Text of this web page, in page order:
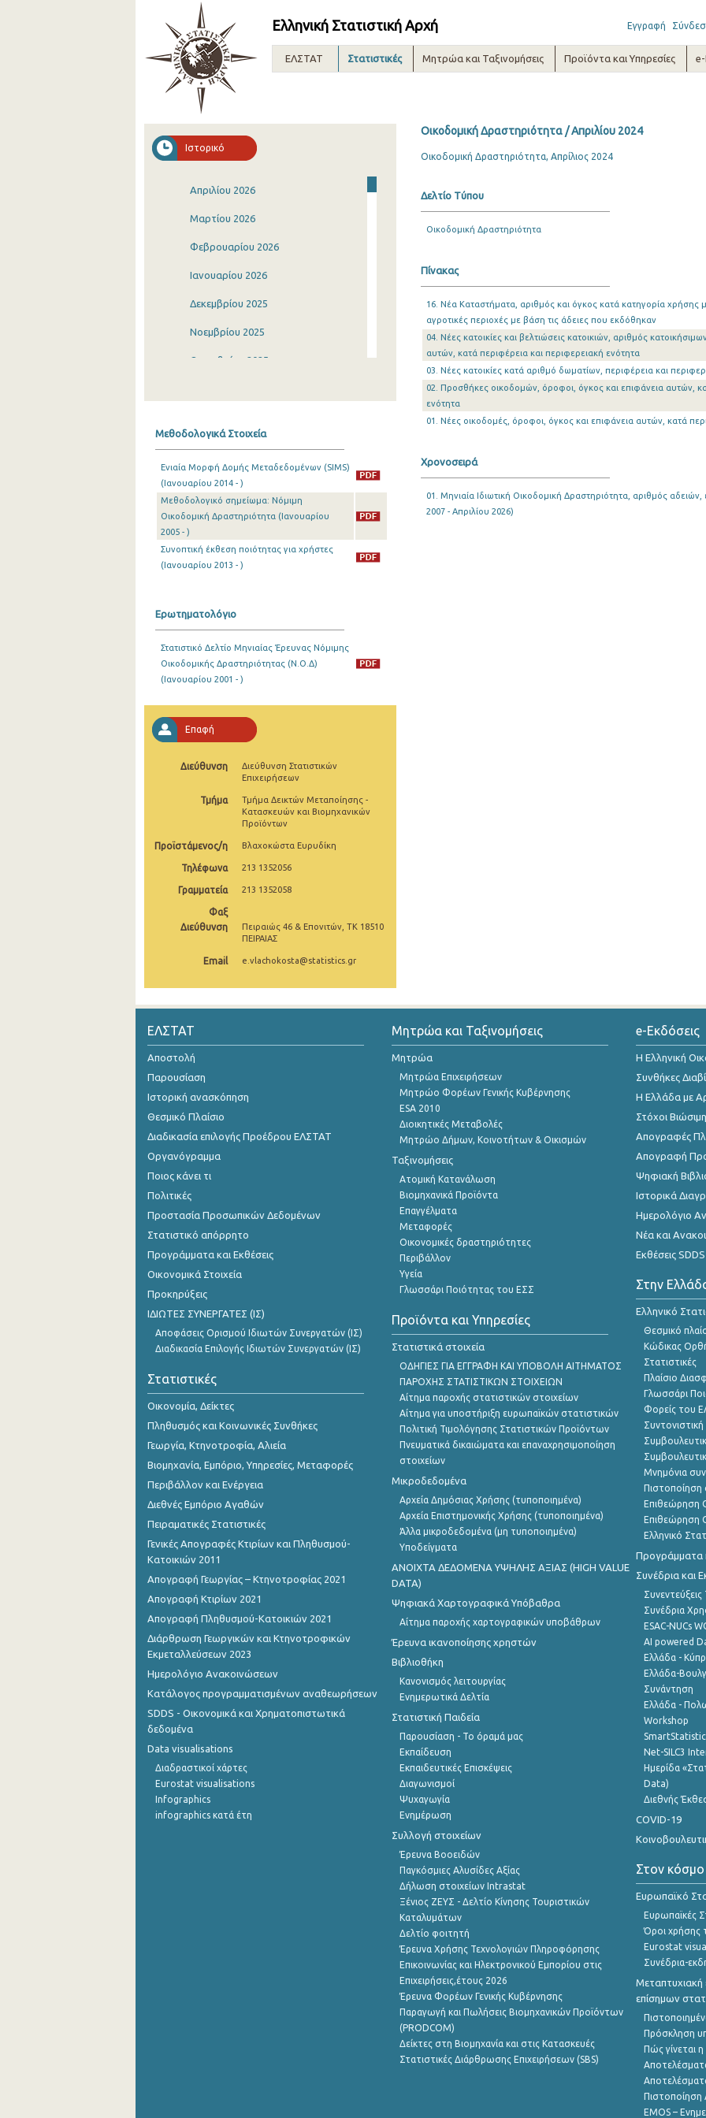
Ελληνική Στατιστική Αρχή Εγγραφή
ΕΛΣΤΑΤ Στατιστικές Μητρώα και Ταξινομήσεις Προϊόντα και Υπηρεσίες
Ιστορικό
Απριλίου 2026
Μαρτίου 2026
Φεβρουαρίου 2026
Ιανουαρίου 2026
Δεκεμβρίου 2025
Νοεμβρίου 2025
Οκτωβρίου 2025
Ιουνίου 2025
Μαΐου 2025
Μαρτίου 2025
Ιανουαρίου 2025
Δεκεμβρίου 2024
Σεπτεμβρίου 2024
Ιουνίου 2024
Μαΐου 2024
Απριλίου 2024
Φεβρουαρίου 2024
Ιανουαρίου 2024
Αυγούστου 2023
Ιουνίου 2023
Μαΐου 2023
Απριλίου 2023
Μαρτίου 2023
Φεβρουαρίου 2023
Ιανουαρίου 2023
Νοεμβρίου 2022
Οκτωβρίου 2022
Σεπτεμβρίου 2022
Αυγούστου 2022
Ιουλίου 2022
Μαΐου 2022
Απριλίου 2022
Μαρτίου 2022
Ιανουαρίου 2022
Δεκεμβρίου 2021
Νοεμβρίου 2021
Οκτωβρίου 2021
Σεπτεμβρίου 2021
Μεθοδολογικά Στοιχεία
Ενιαία Μορφή Δομής Μεταδεδομένων (SIMS)
(Ιανουαρίου 2014 - )
Μεθοδολογικό σημείωμα: Νόμιμη
Οικοδομική Δραστηριότητα (Ιανουαρίου
2005 - )
Συνοπτική έκθεση ποιότητας για χρήστες
(Ιανουαρίου 2013 - )
Ερωτηματολόγιο
Στατιστικό Δελτίο Μηνιαίας Έρευνας Νόμιμης
Οικοδομικής Δραστηριότητας (Ν.Ο.Δ)
(Ιανουαρίου 2001 - )
Επαφή
Διεύθυνση
Διεύθυνση Στατιστικών
Επιχειρήσεων
Τμήμα
Τμήμα Δεικτών Μεταποίησης -
Κατασκευών και Βιομηχανικών
Προϊόντων
Προϊστάμενος/η Βλαχοκώστα Ευρυδίκη
Τηλέφωνα 213 1352056
Γραμματεία 213 1352058
Φαξ
Διεύθυνση
Πειραιώς 46 & Επονιτών, ΤΚ 18510
ΠΕΙΡΑΙΑΣ
Email e.vlachokosta@statistics.gr
Οικοδομική Δραστηριότητα / Απριλίου 2024
Οικοδομική Δραστηριότητα, Απρίλιος 2024
Δελτίο Τύπου
Οικοδομική Δραστηριότητα
Πίνακας
16. Νέα Καταστήματα, αριθμός και όγκος κατά κατηγορία χρήσης
αγροτικές περιοχές με βάση τις άδειες που εκδόθηκαν
04. Νέες κατοικίες και βελτιώσεις κατοικιών, αριθμός
αυτών, κατά περιφέρεια και περιφερειακή ενότητα
03. Νέες κατοικίες κατά αριθμό δωματίων, περιφέρεια και
02. Προσθήκες οικοδομών, όροφοι, όγκος και επιφάνεια αυτών,
ενότητα
01. Νέες οικοδομές, όροφοι, όγκος και επιφάνεια αυτών, κατά
Χρονοσειρά
01. Μηνιαία Ιδιωτική Οικοδομική Δραστηριότητα, αριθμός αδειών,
2007 - Απριλίου 2026)
ΕΛΣΤΑΤ
Αποστολή
Παρουσίαση
Ιστορική ανασκόπηση
Θεσμικό Πλαίσιο
Διαδικασία επιλογής Προέδρου ΕΛΣΤΑΤ
Οργανόγραμμα
Ποιος κάνει τι
Πολιτικές
Προστασία Προσωπικών Δεδομένων
Στατιστικό απόρρητο
Προγράμματα και Εκθέσεις
Οικονομικά Στοιχεία
Προκηρύξεις
ΙΔΙΩΤΕΣ ΣΥΝΕΡΓΑΤΕΣ (ΙΣ)
Αποφάσεις Ορισμού Ιδιωτών Συνεργατών (ΙΣ)
Διαδικασία Επιλογής Ιδιωτών Συνεργατών (ΙΣ)
Στατιστικές
Οικονομία, Δείκτες
Πληθυσμός και Κοινωνικές Συνθήκες
Γεωργία, Κτηνοτροφία, Αλιεία
Βιομηχανία, Εμπόριο, Υπηρεσίες, Μεταφορές
Περιβάλλον και Ενέργεια
Διεθνές Εμπόριο Αγαθών
Πειραματικές Στατιστικές
Γενικές Απογραφές Κτιρίων και Πληθυσμού-
Κατοικιών 2011
Απογραφή Γεωργίας – Κτηνοτροφίας 2021
Απογραφή Κτιρίων 2021
Απογραφή Πληθυσμού-Κατοικιών 2021
Διάρθρωση Γεωργικών και Κτηνοτροφικών
Εκμεταλλεύσεων 2023
Ημερολόγιο Ανακοινώσεων
Κατάλογος προγραμματισμένων αναθεωρήσεων
SDDS - Οικονομικά και Χρηματοπιστωτικά
δεδομένα
Data visualisations
Διαδραστικοί χάρτες
Eurostat visualisations
Infographics
infographics κατά έτη
Μητρώα και Ταξινομήσεις
Μητρώα
Μητρώα Επιχειρήσεων
Μητρώο Φορέων Γενικής Κυβέρνησης
ESA 2010
Διοικητικές Μεταβολές
Μητρώο Δήμων, Κοινοτήτων & Οικισμών
Ταξινομήσεις
Ατομική Κατανάλωση
Βιομηχανικά Προϊόντα
Επαγγέλματα
Μεταφορές
Οικονομικές δραστηριότητες
Περιβάλλον
Υγεία
Γλωσσάρι Ποιότητας του ΕΣΣ
Προϊόντα και Υπηρεσίες
Στατιστικά στοιχεία
ΟΔΗΓΙΕΣ ΓΙΑ ΕΓΓΡΑΦΗ ΚΑΙ ΥΠΟΒΟΛΗ ΑΙΤΗΜΑΤΟΣ
ΠΑΡΟΧΗΣ ΣΤΑΤΙΣΤΙΚΩΝ ΣΤΟΙΧΕΙΩΝ
Αίτημα παροχής στατιστικών στοιχείων
Αίτημα για υποστήριξη ευρωπαϊκών στατιστικών
Πολιτική Τιμολόγησης Στατιστικών Προϊόντων
Πνευματικά δικαιώματα και επαναχρησιμοποίηση
στοιχείων
Μικροδεδομένα
Αρχεία Δημόσιας Χρήσης (τυποποιημένα)
Αρχεία Επιστημονικής Χρήσης (τυποποιημένα)
Άλλα μικροδεδομένα (μη τυποποιημένα)
Υποδείγματα
ANOIXTA ΔΕΔΟΜΕΝΑ ΥΨΗΛΗΣ ΑΞΙΑΣ (HIGH VALUE
DATA)
Ψηφιακά Χαρτογραφικά Υπόβαθρα
Αίτημα παροχής χαρτογραφικών υποβάθρων
Έρευνα ικανοποίησης χρηστών
Βιβλιοθήκη
Κανονισμός λειτουργίας
Ενημερωτικά Δελτία
Στατιστική Παιδεία
Παρουσίαση - Το όραμά μας
Εκπαίδευση
Εκπαιδευτικές Επισκέψεις
Διαγωνισμοί
Ψυχαγωγία
Ενημέρωση
Συλλογή στοιχείων
Έρευνα Βοοειδών
Παγκόσμιες Αλυσίδες Αξίας
Δήλωση στοιχείων Intrastat
Ξένιος ΖΕΥΣ - Δελτίο Κίνησης Τουριστικών
Καταλυμάτων
Δελτίο φοιτητή
Έρευνα Χρήσης Τεχνολογιών Πληροφόρησης
Επικοινωνίας και Ηλεκτρονικού Εμπορίου στις
Επιχειρήσεις,έτους 2026
Έρευνα Φορέων Γενικής Κυβέρνησης
Παραγωγή και Πωλήσεις Βιομηχανικών Προϊόντων
(PRODCOM)
Δείκτες στη Βιομηχανία και στις Κατασκευές
Στατιστικές Διάρθρωσης Επιχειρήσεων (SBS)
e-Εκδόσεις
Η Ελληνική
Συνθήκες
Η Ελλάδα με
Στόχοι
Απογραφές
Απογραφή
Ψηφιακή
Ιστορικά
Ημερολόγιο
Νέα και
Εκθέσεις SDDS
Στην
Ελληνικό
Θεσμικό
Κώδικας
Στατιστικές
Πλαίσιο
Γλωσσάρι
Φορείς του
Μνημόνια
Πιστοποίηση
Επιθεώρηση
Επιθεώρηση
Ελληνικό
Προγράμματα
Συνέδρια και
Συνέδρια
ESAC-NUCs
AI powered
Ελλάδα -
Ελλάδα-
Συνάντηση
Ελλάδα -
Workshop
Net-SILC3
Ημερίδα
Data)
Διεθνής
COVID-19
Στον κόσμο
Ευρωπαϊκό
Ευρωπαϊκές
Όροι χρήσης
Eurostat
Συνέδρια-
Μεταπτυχιακή
επίσημων
Πρόσκληση
Πώς γίνεται
Πιστοποίηση
EMOS –